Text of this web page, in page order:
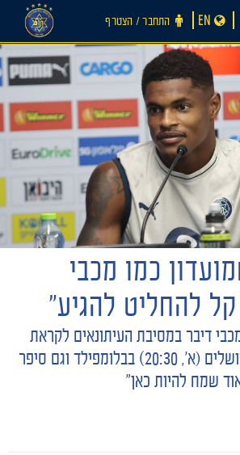
התחבר ‪/‬ הצטרף EN
כמו מכבי
קל להחליט להגיע״
דיבר במסיבת העיתונאים לקראת
המפגש נגד בית״ר ירושלים (א׳, 20:30) בבלומפילד וגם סיפר
שמח להיות כאן״